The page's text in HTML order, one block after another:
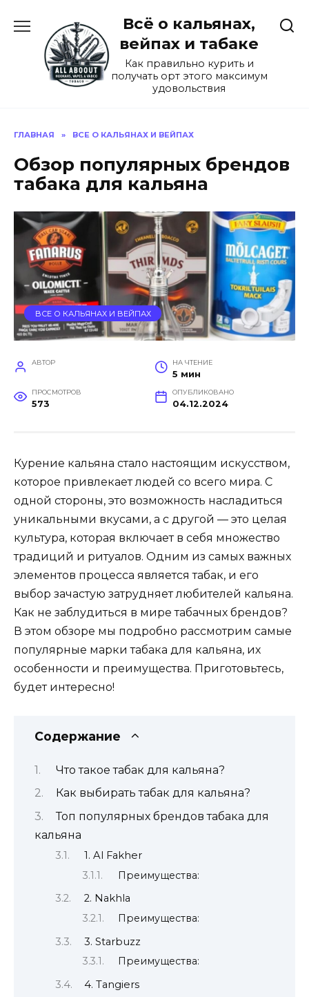
содержанию
Всё о кальянах,
вейпах и табаке
Как правильно курить и
получать орт этого максимум
удовольствия
ГЛАВНАЯ » ВСЕ О КАЛЬЯНАХ И ВЕЙПАХ
Обзор популярных брендов
табака для кальяна
ВСЕ О КАЛЬЯНАХ И ВЕЙПАХ
АВТОР НА ЧТЕНИЕ
5 мин
ПРОСМОТРОВ
573
ОПУБЛИКОВАНО
04.12.2024
Курение кальяна стало настоящим искусством,
которое привлекает людей со всего мира. С
одной стороны, это возможность насладиться
уникальными вкусами, а с другой — это целая
культура, которая включает в себя множество
традиций и ритуалов. Одним из самых важных
элементов процесса является табак, и его
выбор зачастую затрудняет любителей кальяна.
Как не заблудиться в мире табачных брендов?
В этом обзоре мы подробно рассмотрим самые
популярные марки табака для кальяна, их
особенности и преимущества. Приготовьтесь,
будет интересно!
Содержание
Что такое табак для кальяна?
Как выбирать табак для кальяна?
Топ популярных брендов табака для
кальяна
1. Al Fakher
Преимущества:
2. Nakhla
Преимущества:
3. Starbuzz
Преимущества:
4. Tangiers